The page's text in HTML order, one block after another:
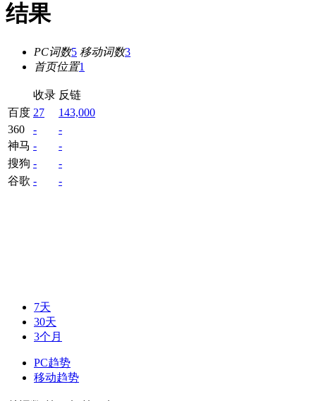
结果
PC词数5 移动词数3
首页位置1
收录 反链
百度 27
143,000
360
-
-
神马 -
-
搜狗 -
-
谷歌 - -
7天
30天
3个月
PC趋势
移动趋势